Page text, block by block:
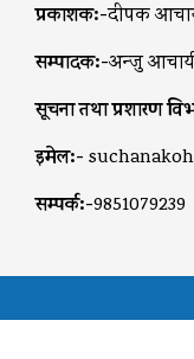
प्रकाशक:-दीपक
सम्पादक:-अन्जु आचार्य
सूचना तथा प्रशारण
इमेल:-
सम्पर्क:-9851079239